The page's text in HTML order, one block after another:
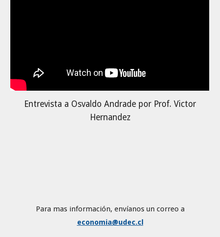
Entrevista a Osvaldo Andrade por Prof. Victor
Hernandez
Para mas información, envíanos un correo a
economia@udec.cl